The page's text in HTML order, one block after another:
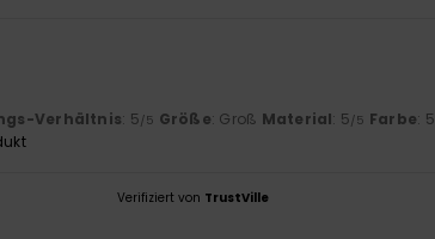
Verhältnis: 5/5 Größe: Groß Material: 5/5 Farbe: 5
Verifiziert von TrustVille